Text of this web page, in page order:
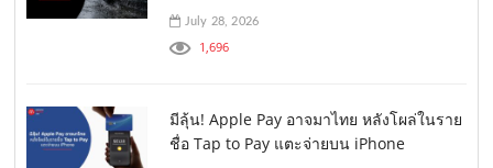
July 28, 2026
1,696
มีลุ้น! Apple Pay อาจมาไทย หลังโผล่ในราย
ชื่อ Tap to Pay แตะจ่ายบน iPhone